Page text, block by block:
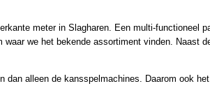
meter in Slagharen. Een multi-
we het bekende assortiment vinden.
dan alleen de kansspelmachines. Daarom ook